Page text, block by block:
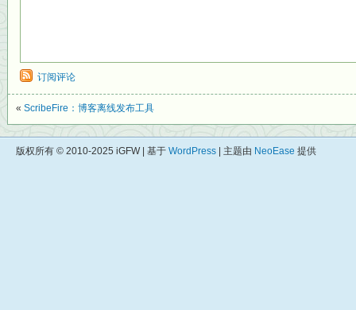
订阅评论
« ScribeFire：博客离线发布工具
版权所有 © 2010-2025 iGFW | 基于 WordPress | 主题由 NeoEase 提供